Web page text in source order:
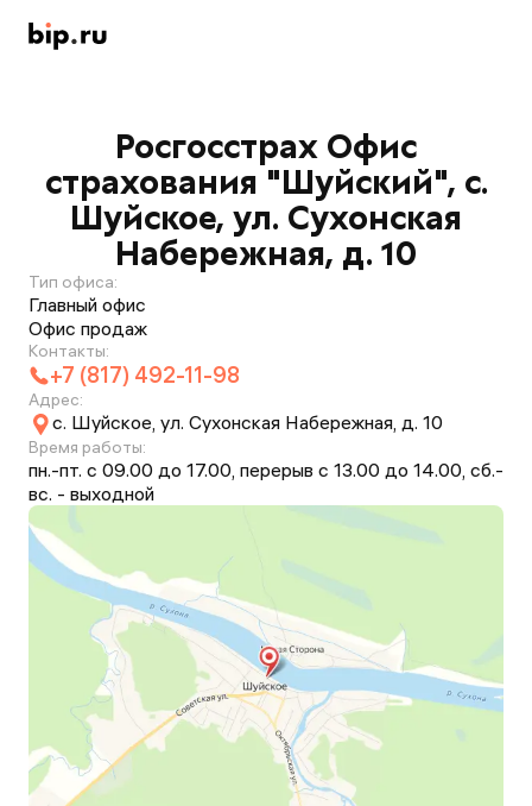
Росгосстрах Офис
страхования "Шуйский", с.
Шуйское, ул. Сухонская
Набережная, д. 10
Тип офиса:
Главный офис
Офис продаж
Контакты:
+7 (817) 492-11-98
Адрес:
с. Шуйское, ул. Сухонская Набережная, д. 10
Время работы:
пн.-пт. с 09.00 до 17.00, перерыв с 13.00 до 14.00, сб.-
вс. - выходной